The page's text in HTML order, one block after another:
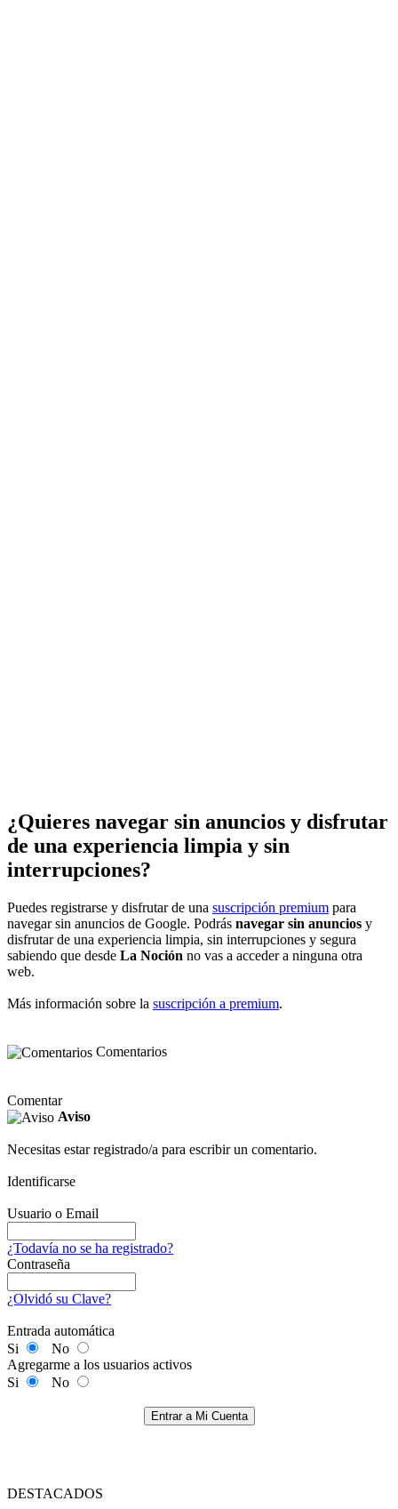
¿Quieres navegar sin anuncios y disfrutar
de una experiencia limpia y sin
interrupciones?
Puedes registrarse y disfrutar de una suscripción premium para
navegar sin anuncios de Google. Podrás navegar sin anuncios y
disfrutar de una experiencia limpia, sin interrupciones y segura
sabiendo que desde La Noción no vas a acceder a ninguna otra
web.
Más información sobre la suscripción a premium.
Comentarios
Comentar
Aviso
Necesitas estar registrado/a para escribir un comentario.
Identificarse
Usuario o Email
¿Todavía no se ha registrado?
Contraseña
¿Olvidó su Clave?
Entrada automática
Si
No
Agregarme a los usuarios activos
Si
No
Entrar a Mi Cuenta
DESTACADOS